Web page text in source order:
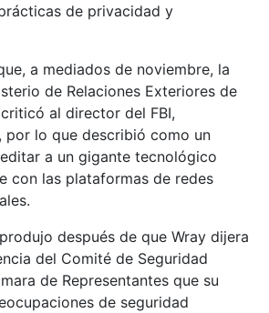
de privacidad y
a mediados de noviembre, la
de Relaciones Exteriores de
al director del FBI,
por lo que describió como un
a un gigante tecnológico
con las plataformas de redes
después de que Wray dijera
del Comité de Seguridad
de Representantes que su
de seguridad